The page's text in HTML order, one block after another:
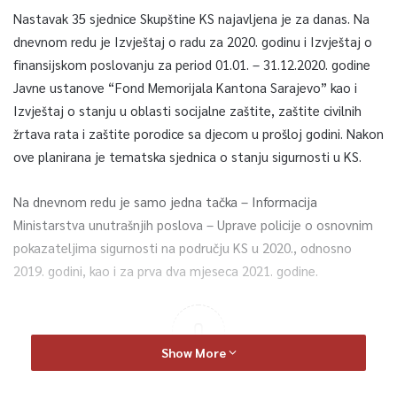
Nastavak 35 sjednice Skupštine KS najavljena je za danas. Na
dnevnom redu je Izvještaj o radu za 2020. godinu i Izvještaj o
finansijskom poslovanju za period 01.01. – 31.12.2020. godine
Javne ustanove “Fond Memorijala Kantona Sarajevo” kao i
Izvještaj o stanju u oblasti socijalne zaštite, zaštite civilnih
žrtava rata i zaštite porodice sa djecom u prošloj godini. Nakon
ove planirana je tematska sjednica o stanju sigurnosti u KS.
Na dnevnom redu je samo jedna tačka – Informacija
Ministarstva unutrašnjih poslova – Uprave policije o osnovnim
pokazateljima sigurnosti na području KS u 2020., odnosno
2019. godini, kao i za prva dva mjeseca 2021. godine.
0
Article Rating
Show More